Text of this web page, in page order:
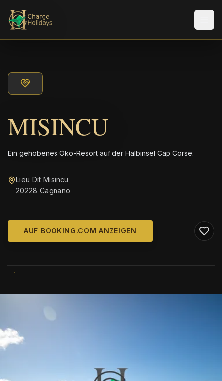
MISINCU
Ein gehobenes Öko-Resort auf der Halbinsel Cap Corse.
Lieu Dit Misincu
20228 Cagnano
AUF BOOKING.COM ANZEIGEN